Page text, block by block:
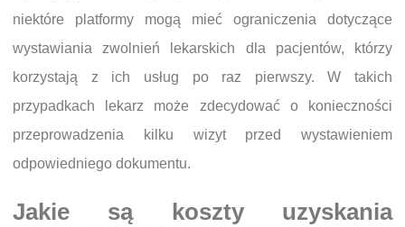
niektóre platformy mogą mieć ograniczenia dotyczące
wystawiania zwolnień lekarskich dla pacjentów, którzy
korzystają z ich usług po raz pierwszy. W takich
przypadkach lekarz może zdecydować o konieczności
przeprowadzenia kilku wizyt przed wystawieniem
odpowiedniego dokumentu.
Jakie są koszty uzyskania